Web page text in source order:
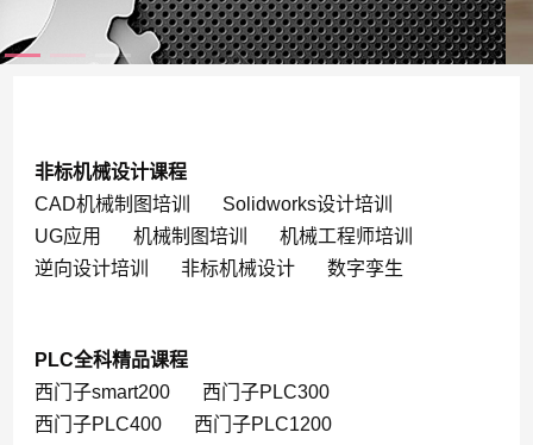
非标机械设计课程
CAD机械制图培训
Solidworks设计培训
UG应用
机械制图培训
机械工程师培训
逆向设计培训
非标机械设计 数字孪生
PLC全科精品课程
西门子smart200
西门子PLC300
西门子PLC400
西门子PLC1200